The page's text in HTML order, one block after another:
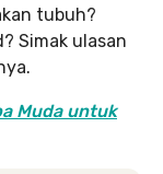
tubuh?
Simak ulasan
Muda untuk